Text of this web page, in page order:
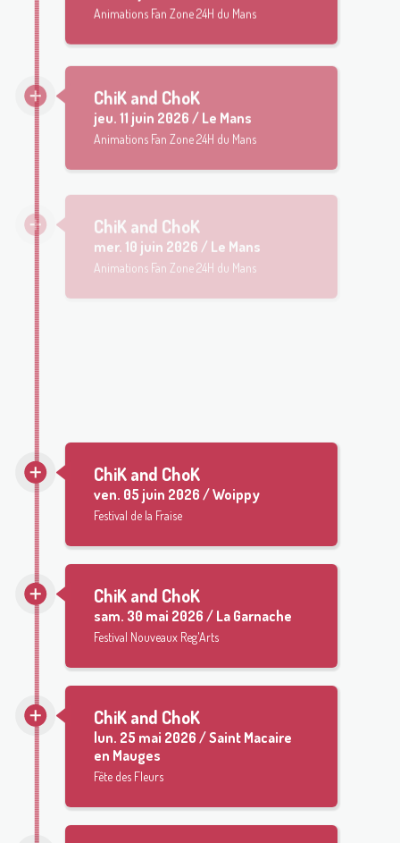
Animations Fan Zone 24H du Mans
ChiK and ChoK
jeu. 11 juin 2026 / Le Mans
Animations Fan Zone 24H du Mans
mer.10 juin 2026 / Le Mans
Animations Fan Zone 24H du Mans
ChiK and ChoK
ven. 05 juin 2026 / Woippy
Festival de la Fraise
ChiK and ChoK
sam. 30 mai 2026 / La Garnache
Festival Nouveaux Reg'Arts
ChiK and ChoK
lun. 25 mai 2026 / Saint Macaire
en Mauges
Fête des Fleurs